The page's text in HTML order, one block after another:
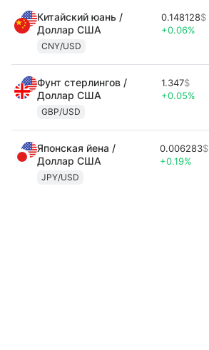
Китайский юань /
Доллар США
CNY/USD
0.148128$
+0.06%
Фунт стерлингов /
Доллар США
GBP/USD
1.347$
+0.05%
Японская йена /
Доллар США
JPY/USD
0.006283$
+0.19%